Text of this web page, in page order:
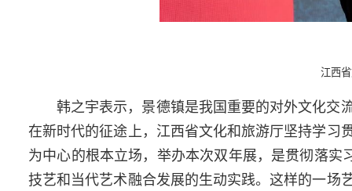
江西
韩之宇表示，景德镇是我国重要的对外文化交
在新时代的征途上，江西省文化和旅游厅坚持学习
为中心的根本立场，举办本次双年展，是贯彻落实
技艺和当代艺术融合发展的生动实践。这样的一场